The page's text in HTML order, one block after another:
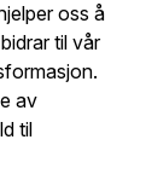
oss å
til vår
av
til